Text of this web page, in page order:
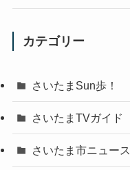
カテゴリー
さいたまSun歩！
さいたまTVガイド
さいたま市ニュース